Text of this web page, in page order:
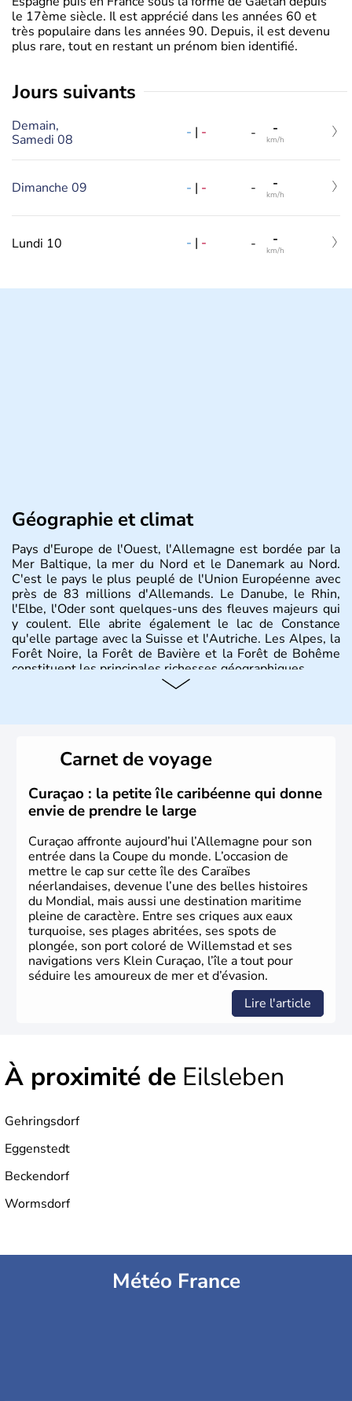
le 17ème siècle. Il est apprécié dans les années 60 et
très populaire dans les années 90. Depuis, il est devenu
plus rare, tout en restant un prénom bien identifié.
jours suivants
Demain,
Samedi 08
- | - - -
km/h
Dimanche 09 - | - - -
km/h
Lundi 10 - | - - -
km/h
Géographie et climat
Pays d'Europe de l'Ouest, l'Allemagne est bordée par la
Mer Baltique, la mer du Nord et le Danemark au Nord.
C'est le pays le plus peuplé de l'Union Européenne avec
près de 83 millions d'Allemands. Le Danube, le Rhin,
l'Elbe, l'Oder sont quelques-uns des fleuves majeurs qui
y coulent. Elle abrite également le lac de Constance
qu'elle partage avec la Suisse et l'Autriche. Les Alpes, la
Forêt Noire, la Forêt de Bavière et la Forêt de Bohême
constituent les principales richesses géographiques.
lesquelles bénéficient d'une grande autonomie. Le pays
peut se targuer de grands noms qu'il a vu naître dans tous
les domaines, des arts à la politique en passant par la
philosophie. Hertz, Gutenberg, Heidegger, Thomas Mann,
Herman Hesse ou bien Hegel en font partie.
Carnet de voyage
Curaçao : la petite île caribéenne qui donne
envie de prendre le large
Curaçao affronte aujourd’hui l’Allemagne pour son
entrée dans la Coupe du monde. L’occasion de
mettre le cap sur cette île des Caraïbes
néerlandaises, devenue l’une des belles histoires
du Mondial, mais aussi une destination maritime
pleine de caractère. Entre ses criques aux eaux
turquoise, ses plages abritées, ses spots de
plongée, son port coloré de Willemstad et ses
navigations vers Klein Curaçao, l’île a tout pour
séduire les amoureux de mer et d’évasion.
Lire l'article
À proximité de Eilsleben
Gehringsdorf
Eggenstedt
Beckendorf
Wormsdorf
Météo France